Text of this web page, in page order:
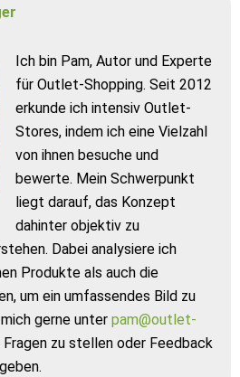
Ich bin Pam, Autor und Experte
für Outlet-Shopping. Seit 2012
erkunde ich intensiv Outlet-
Stores, indem ich eine Vielzahl
von ihnen besuche und
bewerte. Mein Schwerpunkt
liegt darauf, das Konzept
dahinter objektiv zu
Dabei analysiere ich
Produkte als auch die
um ein umfassendes Bild zu
gerne unter pam@outlet-
zu stellen oder Feedback